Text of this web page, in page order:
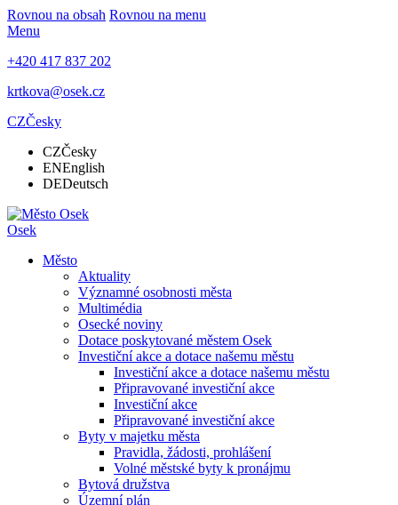
Rovnou na obsah Rovnou na menu
Menu
+420 417 837 202
krtkova@osek.cz
CZČesky
CZČesky
ENEnglish
DEDeutsch
Osek
Město
Aktuality
Významné osobnosti města
Multimédia
Osecké noviny
Dotace poskytované městem Osek
Investiční akce a dotace našemu městu
Investiční akce a dotace našemu městu
Připravované investiční akce
Investiční akce
Připravované investiční akce
Byty v majetku města
Pravidla, žádosti, prohlášení
Volné městské byty k pronájmu
Bytová družstva
Územní plán